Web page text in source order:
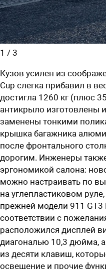
1 / 3
Кузов усилен из
Cup слегка прибавил в
достигла 1260 кг (плюс
антикрыло изготовлены
заменены тонкими
крышка багажника
после фронтального
дорогим. Инженеры
эргономикой салона:
можно настраивать по
на углепластиковом
прежней модели 911 GT3
соответствии с
расположился дисплей
диагональю 10,3 дюйма,
из десяти клавиш,
освещение и прочие